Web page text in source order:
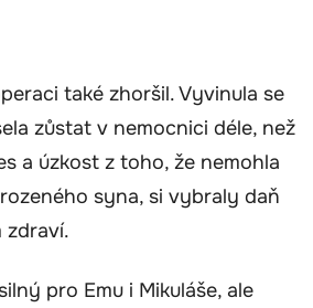
také zhoršil. Vyvinula se
zůstat v nemocnici déle, než
a úzkost z toho, že nemohla
syna, si vybraly daň
zdraví.
pro Emu i Mikuláše, ale